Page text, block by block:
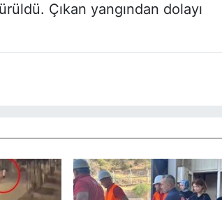
Çıkan yangından dolayı